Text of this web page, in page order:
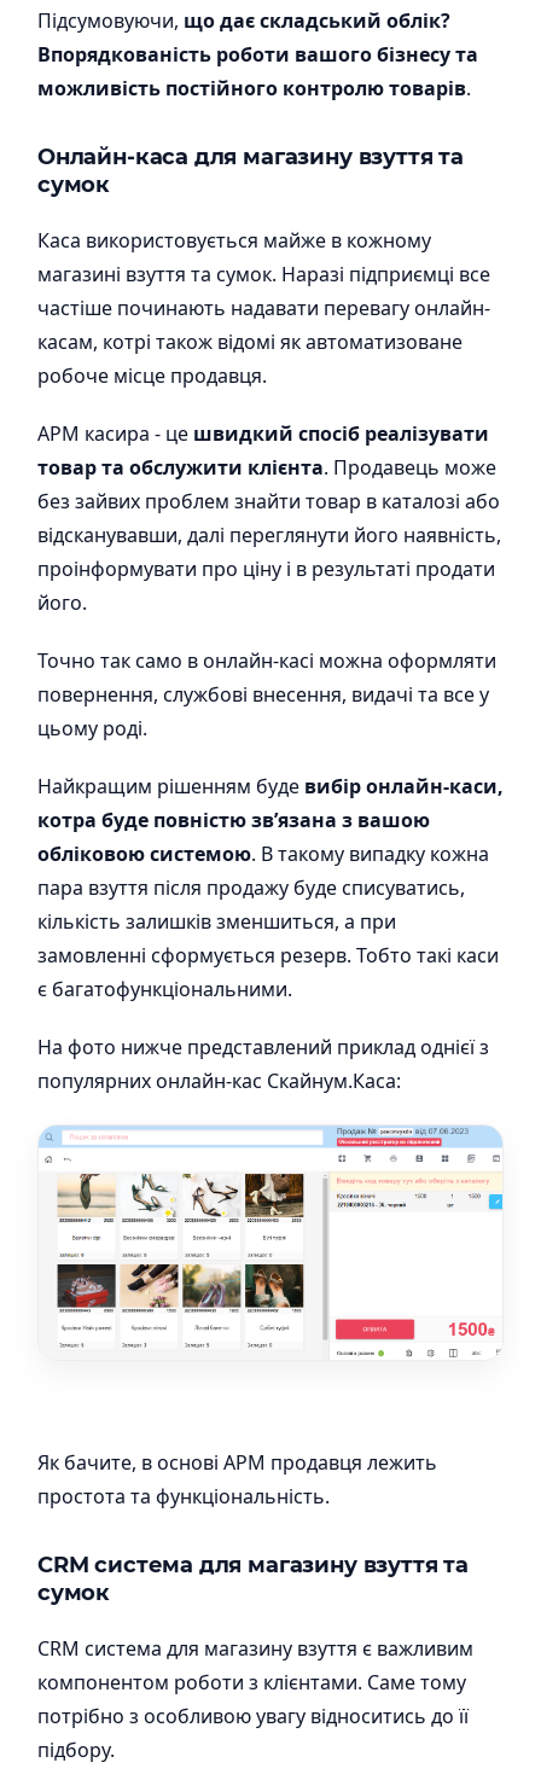
Підсумовуючи, що дає складський облік?
Впорядкованість роботи вашого бізнесу та
можливість постійного контролю товарів.
Онлайн-каса для магазину взуття та
сумок
Каса використовується майже в кожному
магазині взуття та сумок. Наразі підприємці все
частіше починають надавати перевагу онлайн-
касам, котрі також відомі як автоматизоване
робоче місце продавця.
АРМ касира - це швидкий спосіб реалізувати
товар та обслужити клієнта. Продавець може
без зайвих проблем знайти товар в каталозі або
відсканувавши, далі переглянути його наявність,
проінформувати про ціну і в результаті продати
його.
Точно так само в онлайн-касі можна оформляти
повернення, службові внесення, видачі та все у
цьому роді.
Найкращим рішенням буде вибір онлайн-каси,
котра буде повністю зв’язана з вашою
обліковою системою. В такому випадку кожна
пара взуття після продажу буде списуватись,
кількість залишків зменшиться, а при
замовленні сформується резерв. Тобто такі каси
є багатофункціональними.
На фото нижче представлений приклад однієї з
популярних онлайн-кас Скайнум.Каса:
Як бачите, в основі АРМ продавця лежить
простота та функціональність.
CRM система для магазину взуття та
сумок
CRM система для магазину взуття є важливим
компонентом роботи з клієнтами. Саме тому
потрібно з особливою увагу відноситись до її
підбору.